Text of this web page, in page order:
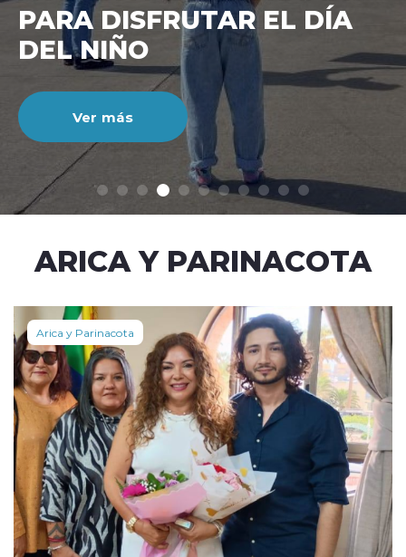
modo claro
CIENTO DURANTE EL MES
DE JULIO
Ver más
ARICA Y PARINACOTA
Arica y Parinacota